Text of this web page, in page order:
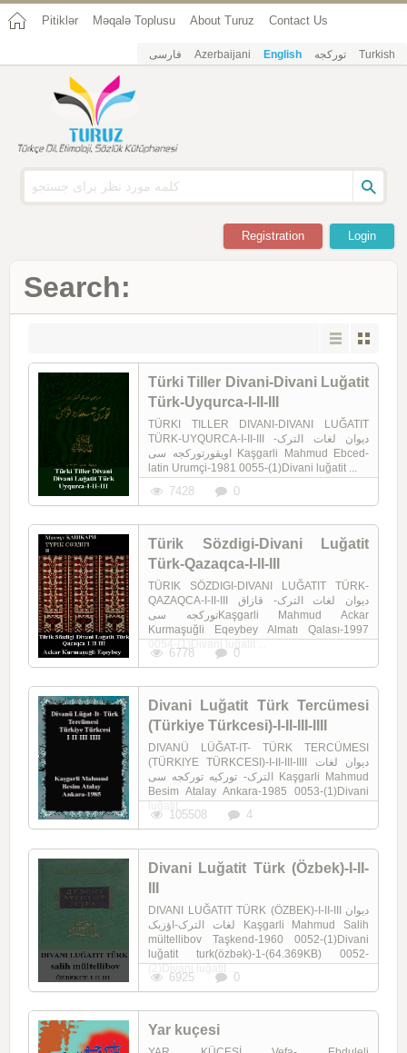
Pitiklər Məqalə Toplusu About Turuz Contact Us
فارسی Azerbaijani English تورکجه Turkish
Login
Registration
Search:
Türki Tiller Divani-Divani Luğatit
Türk-Uyqurca-I-II-III
TÜRKI TILLER DIVANI-DIVANI LUĞATIT
TÜRK-UYQURCA-I-II-III دیوان لغات الترک-
اویقورتورکجه سی Kaşgarli Mahmud Ebced-
latin Urumçi-1981 0055-(1)Divani luğatit ...
7428 0
Türik Sözdigi-Divani Luğatit
Türk-Qazaqca-I-II-III
TÜRIK SÖZDIGI-DIVANI LUĞATIT TÜRK-
QAZAQCA-I-II-III دیوان لغات الترک- قازاق
تورکجه سیKaşgarli Mahmud Ackar
Kurmaşuğli Eqeybey Almatı Qalası-1997
6778 0
Divani Luğatit Türk Tercümesi
(Türkiye Türkcesi)-I-II-III-IIII
DIVANÜ LÜĞAT-IT- TÜRK TERCÜMESI
(TÜRKIYE TÜRKCESI)-I-II-III-IIII دیوان لغات
الترک- تورکیه تورکجه سی Kaşgarli Mahmud
Besim Atalay Ankara-1985 0053-(1)Divani
105508 4
Divani Luğatit Türk (Özbek)-I-II-
DIVANI LUĞATIT TÜRK (ÖZBEK)-I-II-III دیوان
لغات الترک-اؤزبک Kaşgarli Mahmud Salih
mültellibov Taşkend-1960 0052-(1)Divani
luğatit turk(özbək)-1-(64.369KB) 0052-
6925 0
Yar kuçesi